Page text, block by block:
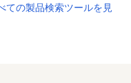
ての製品検索ツールを見